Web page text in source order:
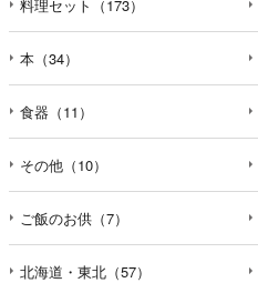
料理セット（173）
本（34）
食器（11）
その他（10）
ご飯のお供（7）
北海道・東北（57）